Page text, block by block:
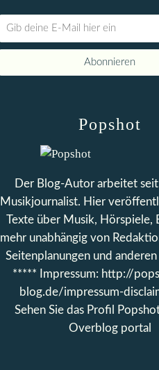
Popshot
Der Blog-Autor arbeitet
Musikjournalist. Hier
Texte über Musik, Hörspiele,
mehr unabhängig von
Seitenplanungen und anderen
***** Impressum: http://
blog.de/impressum-
Sehen Sie das Profil
Overblog portal